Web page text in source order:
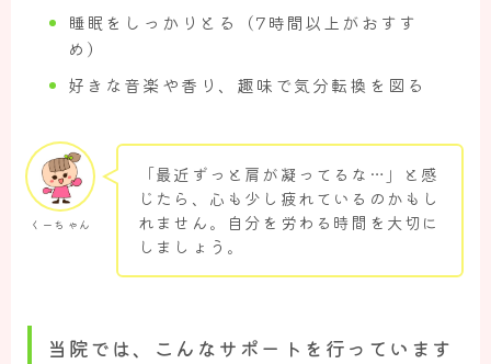
睡眠をしっかりとる（7時間以上がおすす
め）
好きな音楽や香り、趣味で気分転換を図る
くーちゃん
「最近ずっと肩が凝ってるな…」と感
じたら、心も少し疲れているのかもし
れません。自分を労わる時間を大切に
しましょう。
当院では、こんなサポートを行っています